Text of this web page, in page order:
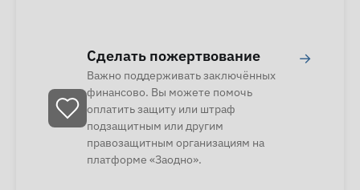
Сделать пожертвование
Важно поддерживать заключённых
финансово. Вы можете помочь
оплатить защиту или штраф
подзащитным или другим
правозащитным организациям на
платформе «Заодно».
→